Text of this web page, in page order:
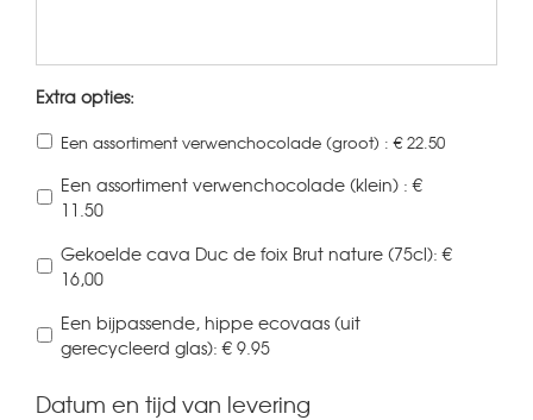
Extra opties:
Een assortiment verwenchocolade (groot) : € 22.50
Een assortiment verwenchocolade (klein) : €
11.50
Gekoelde cava Duc de foix Brut nature (75cl): €
16,00
Een bijpassende, hippe ecovaas (uit
gerecycleerd glas): € 9.95
Datum en tijd van levering